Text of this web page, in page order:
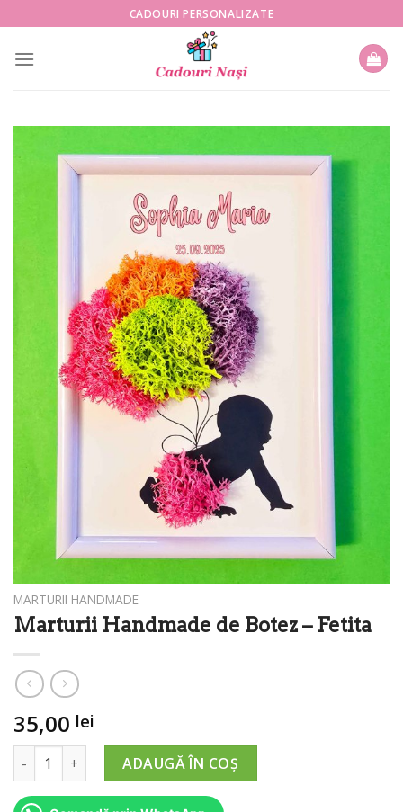
to
content
CADOURI PERSONALIZATE
MARTURII HANDMADE
Marturii Handmade de Botez – Fetita
35,00 lei
Cantitate Marturii Handmade de Botez - Fetita
ADAUGĂ ÎN COȘ